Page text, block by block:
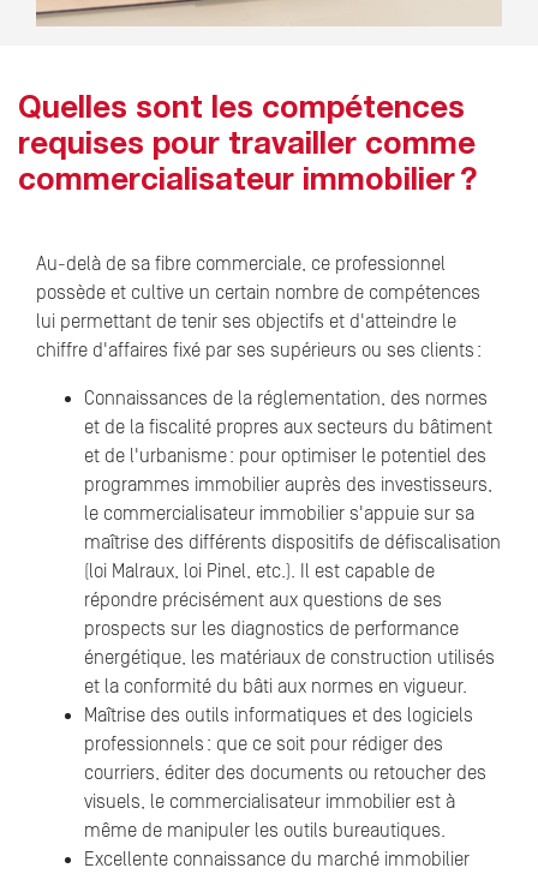
Quelles sont les compétences
requises pour travailler comme
commercialisateur immobilier ?
Au-delà de sa fibre commerciale, ce professionnel
possède et cultive un certain nombre de compétences
lui permettant de tenir ses objectifs et d'atteindre le
chiffre d'affaires fixé par ses supérieurs ou ses clients :
Connaissances de la réglementation, des normes
et de la fiscalité propres aux secteurs du bâtiment
et de l'urbanisme : pour optimiser le potentiel des
programmes immobilier auprès des investisseurs,
le commercialisateur immobilier s'appuie sur sa
maîtrise des différents dispositifs de défiscalisation
(loi Malraux, loi Pinel, etc.). Il est capable de
répondre précisément aux questions de ses
prospects sur les diagnostics de performance
énergétique, les matériaux de construction utilisés
et la conformité du bâti aux normes en vigueur.
Maîtrise des outils informatiques et des logiciels
professionnels : que ce soit pour rédiger des
courriers, éditer des documents ou retoucher des
visuels, le commercialisateur immobilier est à
même de manipuler les outils bureautiques.
Excellente connaissance du marché immobilier